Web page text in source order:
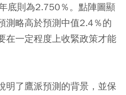
底則為2.750％。點陣圖顯
測略高於預測中值2.4％的
在一定程度上收緊政策才能
明了鷹派預測的背景，並保